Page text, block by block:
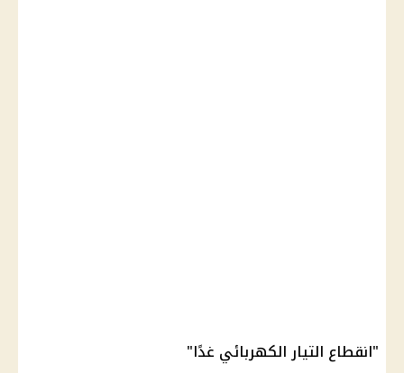
"انقطاع التيار الكهربائي غدًا"